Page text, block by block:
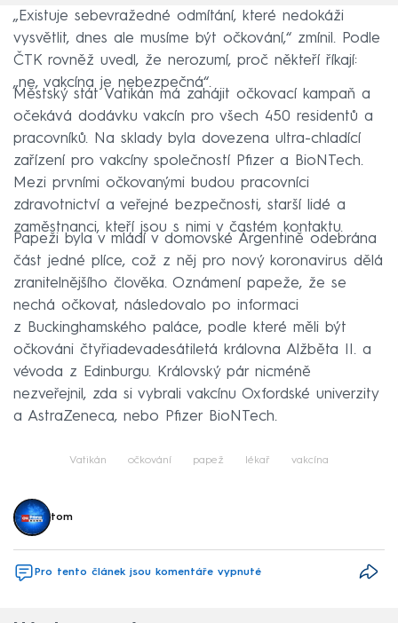
„Existuje sebevražedné odmítání, které nedokáži
vysvětlit, dnes ale musíme být očkování,“ zmínil. Podle
ČTK rovněž uvedl, že nerozumí, proč někteří říkají:
„ne, vakcína je nebezpečná“.
Městský stát Vatikán má zahájit očkovací kampaň a
očekává dodávku vakcín pro všech 450 residentů a
pracovníků. Na sklady byla dovezena ultra-chladící
zařízení pro vakcíny společností Pfizer a BioNTech.
Mezi prvními očkovanými budou pracovníci
zdravotnictví a veřejné bezpečnosti, starší lidé a
zaměstnanci, kteří jsou s nimi v častém kontaktu.
Papeži byla v mládí v domovské Argentině odebrána
část jedné plíce, což z něj pro nový koronavirus dělá
zranitelnějšího člověka. Oznámení papeže, že se
nechá očkovat, následovalo po informaci
z Buckinghamského paláce, podle které měli být
očkováni čtyřiadevadesátiletá královna Alžběta II. a
vévoda z Edinburgu. Královský pár nicméně
nezveřejnil, zda si vybrali vakcínu Oxfordské univerzity
a AstraZeneca, nebo Pfizer BioNTech.
Vatikán očkování papež lékař vakcína
tom
Pro tento článek jsou komentáře vypnuté